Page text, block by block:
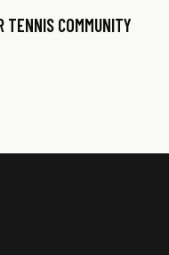
TENNIS COMMUNITY